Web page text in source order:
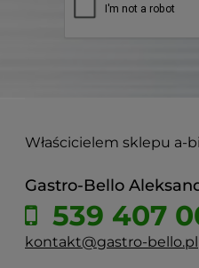
Właścicielem sklepu a-
Gastro-Bello
539 407
kontakt@gastro-bello.pl